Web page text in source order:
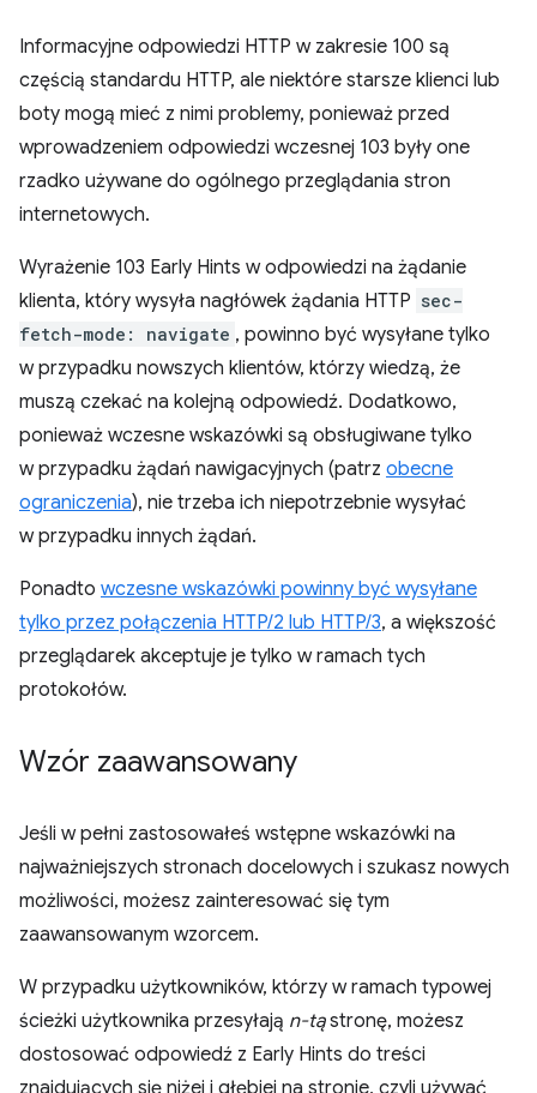
Informacyjne odpowiedzi HTTP w zakresie 100 są
częścią standardu HTTP, ale niektóre starsze klienci lub
boty mogą mieć z nimi problemy, ponieważ przed
wprowadzeniem odpowiedzi wczesnej 103 były one
rzadko używane do ogólnego przeglądania stron
internetowych.
Wyrażenie 103 Early Hints w odpowiedzi na żądanie
klienta, który wysyła nagłówek żądania HTTP sec-
fetch-mode: navigate , powinno być wysyłane tylko
w przypadku nowszych klientów, którzy wiedzą, że
muszą czekać na kolejną odpowiedź. Dodatkowo,
ponieważ wczesne wskazówki są obsługiwane tylko
w przypadku żądań nawigacyjnych (patrz obecne
ograniczenia), nie trzeba ich niepotrzebnie wysyłać
w przypadku innych żądań.
Ponadto wczesne wskazówki powinny być wysyłane
tylko przez połączenia HTTP/2 lub HTTP/3, a większość
przeglądarek akceptuje je tylko w ramach tych
protokołów.
Wzór zaawansowany
Jeśli w pełni zastosowałeś wstępne wskazówki na
najważniejszych stronach docelowych i szukasz nowych
możliwości, możesz zainteresować się tym
zaawansowanym wzorcem.
W przypadku użytkowników, którzy w ramach typowej
ścieżki użytkownika przesyłają n-tąstronę, możesz
dostosować odpowiedź z Early Hints do treści